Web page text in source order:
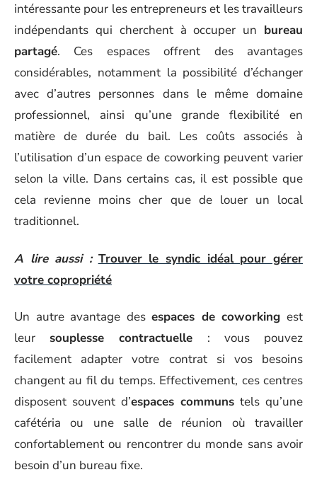
intéressante pour les entrepreneurs et les travailleurs
indépendants qui cherchent à occuper un bureau
partagé. Ces espaces offrent des avantages
considérables, notamment la possibilité d’échanger
avec d’autres personnes dans le même domaine
professionnel, ainsi qu’une grande flexibilité en
matière de durée du bail. Les coûts associés à
l’utilisation d’un espace de coworking peuvent varier
selon la ville. Dans certains cas, il est possible que
cela revienne moins cher que de louer un local
traditionnel.
A lire aussi : Trouver le syndic idéal pour gérer
votre copropriété
Un autre avantage desespaces de coworking est
leur souplesse contractuelle : vous pouvez
facilement adapter votre contrat si vos besoins
changent au fil du temps. Effectivement, ces centres
disposent souvent d’espaces communs tels qu’une
cafétéria ou une salle de réunion où travailler
confortablement ou rencontrer du monde sans avoir
besoin d’un bureau fixe.